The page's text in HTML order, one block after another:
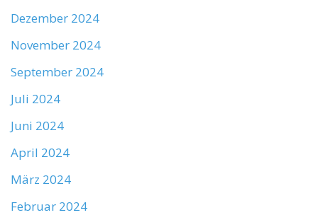
Dezember 2024
November 2024
September 2024
Juli 2024
Juni 2024
April 2024
März 2024
Februar 2024